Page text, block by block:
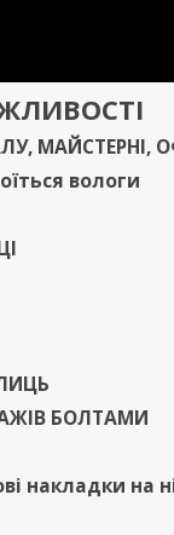
І
, МАЙСТЕРНІ,
вологи
БОЛТАМИ
накладки на